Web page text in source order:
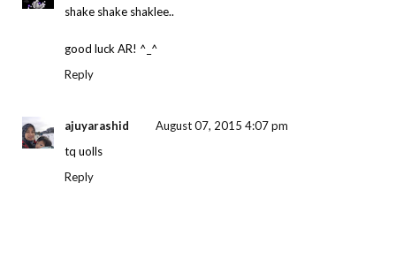
shake shake shaklee..
good luck AR! ^_^
Reply
ajuyarashid
August 07, 2015 4:07 pm
tq uolls
Reply